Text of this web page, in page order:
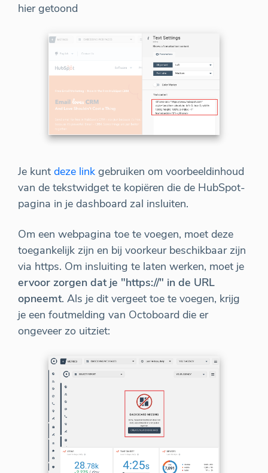
hier getoond
Je kunt deze link gebruiken om voorbeeldinhoud
van de tekstwidget te kopiëren die de HubSpot-
pagina in je dashboard zal insluiten.
Om een webpagina toe te voegen, moet deze
toegankelijk zijn en bij voorkeur beschikbaar zijn
via https. Om insluiting te laten werken, moet je
ervoor zorgen dat je "https://" in de URL
opneemt. Als je dit vergeet toe te voegen, krijg
je een foutmelding van Octoboard die er
ongeveer zo uitziet: